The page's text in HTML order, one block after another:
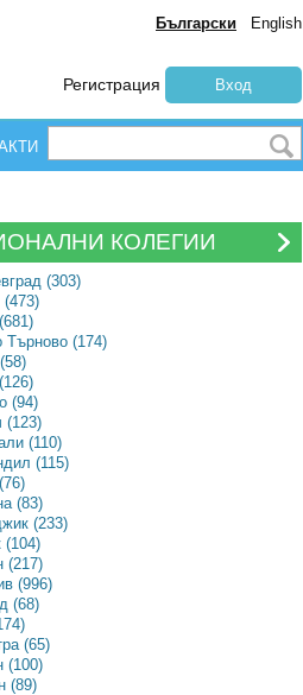
Български English
Регистрация Вход
КОЛЕГИИ
(303)
(473)
Търново (174)
(94)
(123)
(110)
(115)
(83)
(233)
(104)
(217)
(996)
(68)
(65)
(100)
(89)